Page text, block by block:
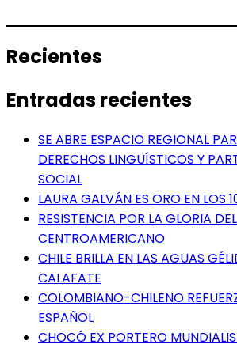
Recientes
Entradas recientes
SE ABRE ESPACIO REGIONAL
DERECHOS LINGÜÍSTICOS Y
SOCIAL
LAURA GALVÁN ES ORO EN LOS
RESISTENCIA POR LA GLORIA
CENTROAMERICANO
CHILE BRILLA EN LAS AGUAS
CALAFATE
COLOMBIANO-CHILENO
ESPAÑOL
CHOCÓ EX PORTERO